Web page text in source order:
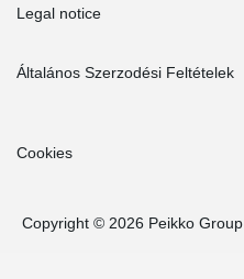
Legal notice
Általános Szerzodési Feltételek
Cookies
Copyright © 2026 Peikko Group